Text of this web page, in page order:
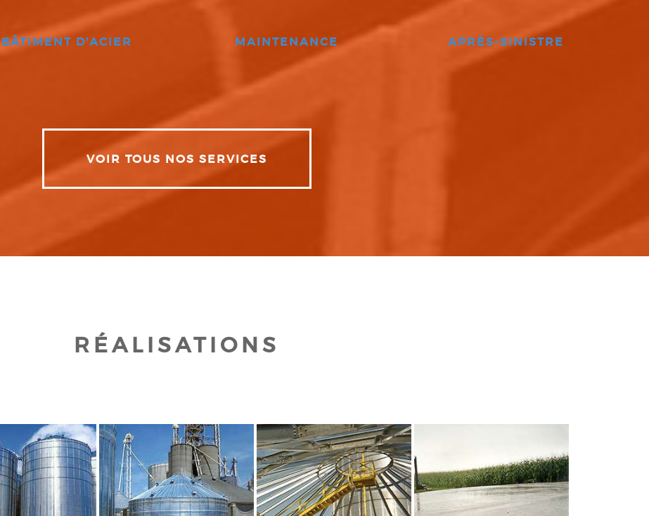
BÂTIMENT D'ACIER MAINTENANCE APRÈS-SINISTRE
VOIR TOUS NOS SERVICES
RÉALISATIONS